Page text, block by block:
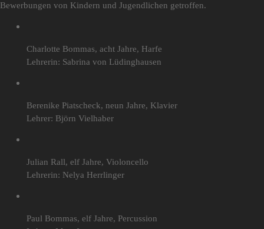
Bewerbungen von Kindern und Jugendlichen getroffen.
Charlotte Bommas, acht Jahre, Harfe
Lehrerin: Sabrina von Lüdinghausen
Berenike Piatscheck, neun Jahre, Klavier
Lehrer: Björn Vielhaber
Julian Rall, elf Jahre, Violoncello
Lehrerin: Nelya Herrlinger
Paul Bommas, elf Jahre, Percussion